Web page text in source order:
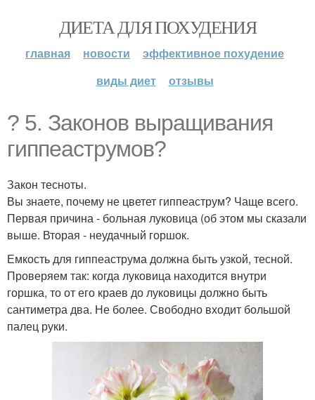
ДИЕТА ДЛЯ ПОХУДЕНИЯ
главная новости
эффективное похудение
виды диет
отзывы
? 5. Законов выращивания
гиппеаструмов?
Закон тесноты.
Вы знаете, почему не цветет гиппеаструм? Чаще всего.
Первая причина - больная луковица (об этом мы сказали
выше. Вторая - неудачный горшок.
Емкость для гиппеаструма должна быть узкой, тесной.
Проверяем так: когда луковица находится внутри
горшка, то от его краев до луковицы должно быть
сантиметра два. Не более. Свободно входит большой
палец руки.